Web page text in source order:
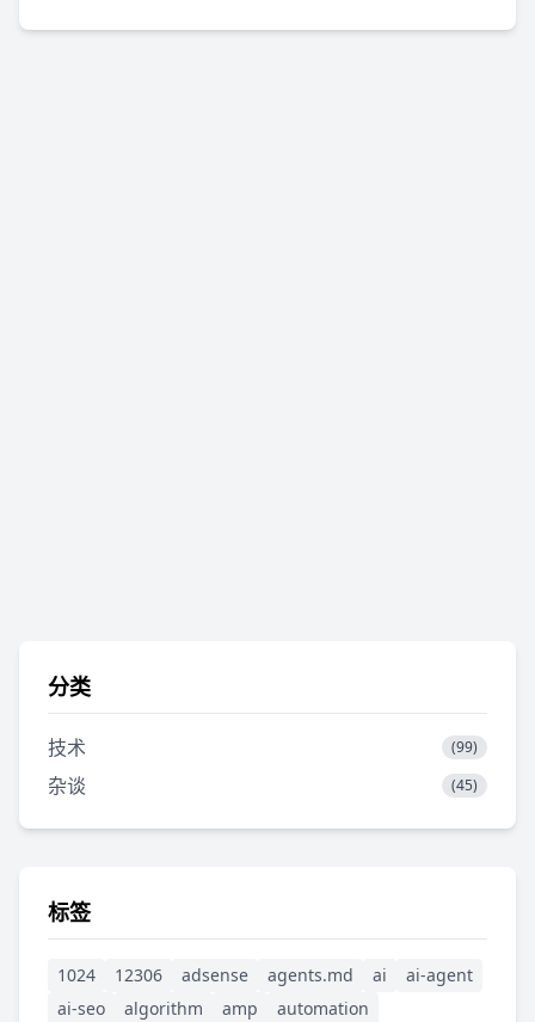
分类
技术 (99)
杂谈 (45)
标签
1024 12306 adsense agents.md ai
ai-agent
ai-seo
algorithm amp
automation